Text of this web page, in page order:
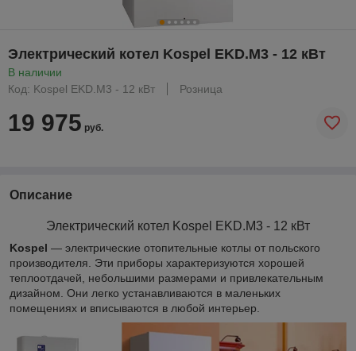
Электрический котел Kospel EKD.M3 - 12 кВт
В наличии
Код: Kospel EKD.M3 - 12 кВт
Розница
19 975 руб.
Описание
Электрический котел Kospel EKD.M3 - 12 кВт
Kospel — электрические отопительные котлы от польского
производителя. Эти приборы характеризуются хорошей
теплоотдачей, небольшими размерами и привлекательным
дизайном. Они легко устанавливаются в маленьких
помещениях и вписываются в любой интерьер.